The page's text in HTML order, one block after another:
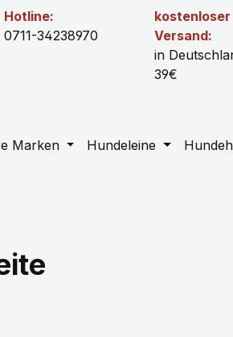
Hotline:
0711-34238970
kostenloser
Versand:
in
39€
Marken Hundeleine